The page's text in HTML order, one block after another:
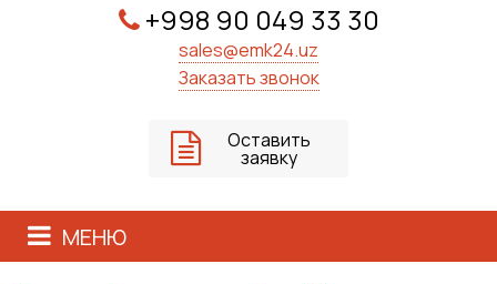
+998 90 049 33 30
sales@emk24.uz
Заказать звонок
Оставить
заявку
МЕНЮ